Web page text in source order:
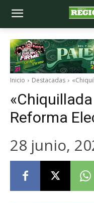
Inicio Destacadas
Reforma
28 junio,